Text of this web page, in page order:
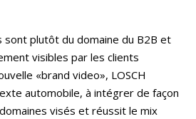
sont plutôt du domaine du B2B et
visibles par les clients
«brand video», LOSCH
automobile, à intégrer de façon
visés et réussit le mix